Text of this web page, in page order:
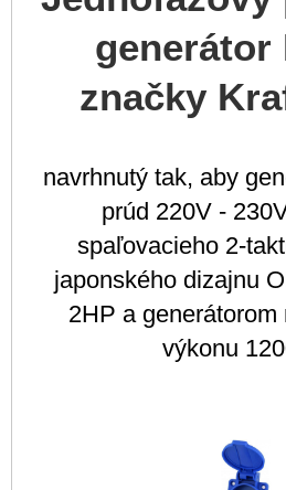
generátor
značky
navrhnutý tak, aby
prúd 220V -
spaľovacieho 2-
japonského dizajnu
2HP a generátorom
výkonu